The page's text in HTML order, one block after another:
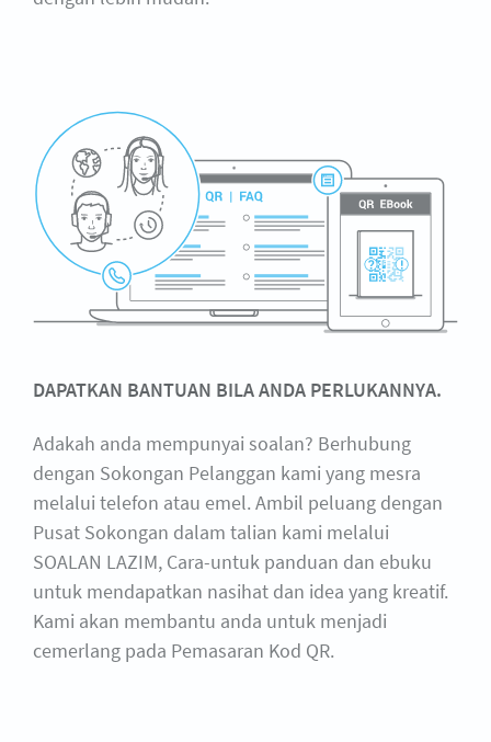
DAPATKAN BANTUAN BILA ANDA PERLUKANNYA.
Adakah anda mempunyai soalan? Berhubung
dengan Sokongan Pelanggan kami yang mesra
melalui telefon atau emel. Ambil peluang dengan
Pusat Sokongan dalam talian kami melalui
SOALAN LAZIM, Cara-untuk panduan dan ebuku
untuk mendapatkan nasihat dan idea yang kreatif.
Kami akan membantu anda untuk menjadi
cemerlang pada Pemasaran Kod QR.